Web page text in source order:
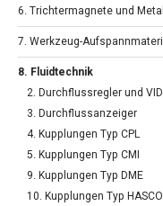
6. Trichtermagnete und
7. Werkzeug-
8. Fluidtechnik
2. Durchflussregler und
3. Durchflussanzeiger
4. Kupplungen Typ CPL
5. Kupplungen Typ CMI
9. Kupplungen Typ DME
10. Kupplungen Typ HASCO